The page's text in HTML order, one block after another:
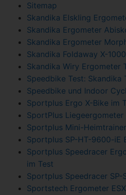
Sitemap
Skandika Elskling
Skandika Ergometer
Skandika Ergometer
Skandika Foldaway X-
Skandika Wiry Ergometer
Speedbike Test: Skandika
Speedbike und Indoor
Sportplus Ergo X-Bike im
SportPlus
Sportplus Mini-
Sportplus SP-HT-9600-iE
Sportplus Speedracer
im Test
Sportplus Speedracer SP-
Sportstech Ergometer